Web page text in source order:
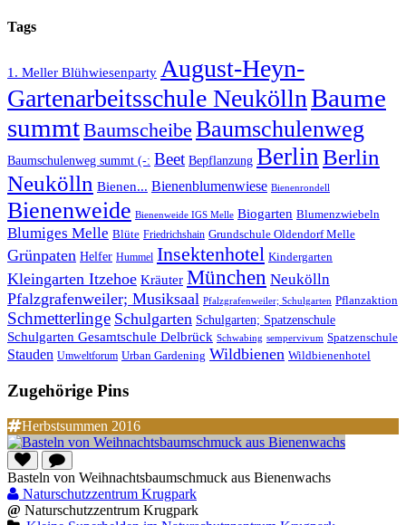
Tags
1. Meller Blühwiesenparty August-Heyn-
Gartenarbeitsschule NeuköllnBaume
summtBaumscheibe Baumschulenweg
Baumschulenweg summt (-: Beet Bepflanzung BerlinBerlin
Neukölln Bienen... Bienenblumenwiese Bienenrondell
Bienenweide Bienenweide IGS Melle Biogarten Blumenzwiebeln
Blumiges Melle Blüte Friedrichshain Grundschule Oldendorf Melle
Grünpaten Helfer Hummel Insektenhotel Kindergarten
Kleingarten Itzehoe Kräuter München Neukölln
Pfalzgrafenweiler; Musiksaal Pfalzgrafenweiler; Schulgarten Pflanzaktion
Schmetterlinge Schulgarten Schulgarten; Spatzenschule
Schulgarten Gesamtschule Delbrück Schwabing sempervivum Spatzenschule
Stauden Umweltforum Urban Gardening Wildbienen Wildbienenhotel
Zugehörige Pins
Herbstsummen 2016
Basteln von Weihnachtsbaumschmuck aus Bienenwachs
Naturschutzzentrum Krugpark
@ Naturschutzzentrum Krugpark